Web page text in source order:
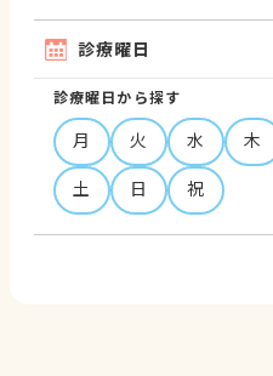
診療曜日
診療曜日から探す
月 火 水 木
土
日 祝